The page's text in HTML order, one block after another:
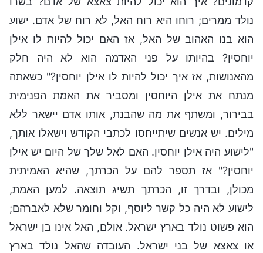
נולד ממרים; רוחו היא רוח האל, לא רוח של אדם. ישוע
הוא בנו האהוב של האל, אז האם יכול להיות לו אילן
יוחסין? בהיותו על פני האדמה הוא לא היה חלק
מהאנושות, אז איך יכול להיות לו אילן יוחסין?" כשאתה
מנתח את אילן היוחסין ומסביר את האמת הפנימית
בבירור, ומשתף את מה שהבנת, אותו אדם יישאר ללא
מילים. יש אנשים שיתייחסו לכתבי הקודש וישאלו אותך,
"לישוע היה אילן יוחסין. האם לאל שלך של היום יש אילן
יוחסין?" אז תספר להם על הכרתך, שהיא האמיתית
מכולן, ובדרך זו, הכרתך תשיג תוצאה. למען האמת,
לישוע לא היה כל קשר ליוסף, וקל וחומר שלא לאברהם;
הוא פשוט נולד בארץ ישראל. אולם, האל אינו בן ישראל
או צאצא של בני ישראל. העובדה שהאל נולד בארץ